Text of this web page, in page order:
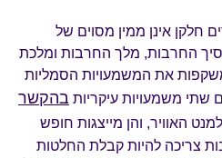
חלקן אינן ממין מסוים של
החרבות, מלך החרבות ומלכת
את המשמעויות הסמליות
שתי משמעויות עיקריות בהקשר
האוויר, והן מייצגות חופש
צריכה להיות קבלת החלטות